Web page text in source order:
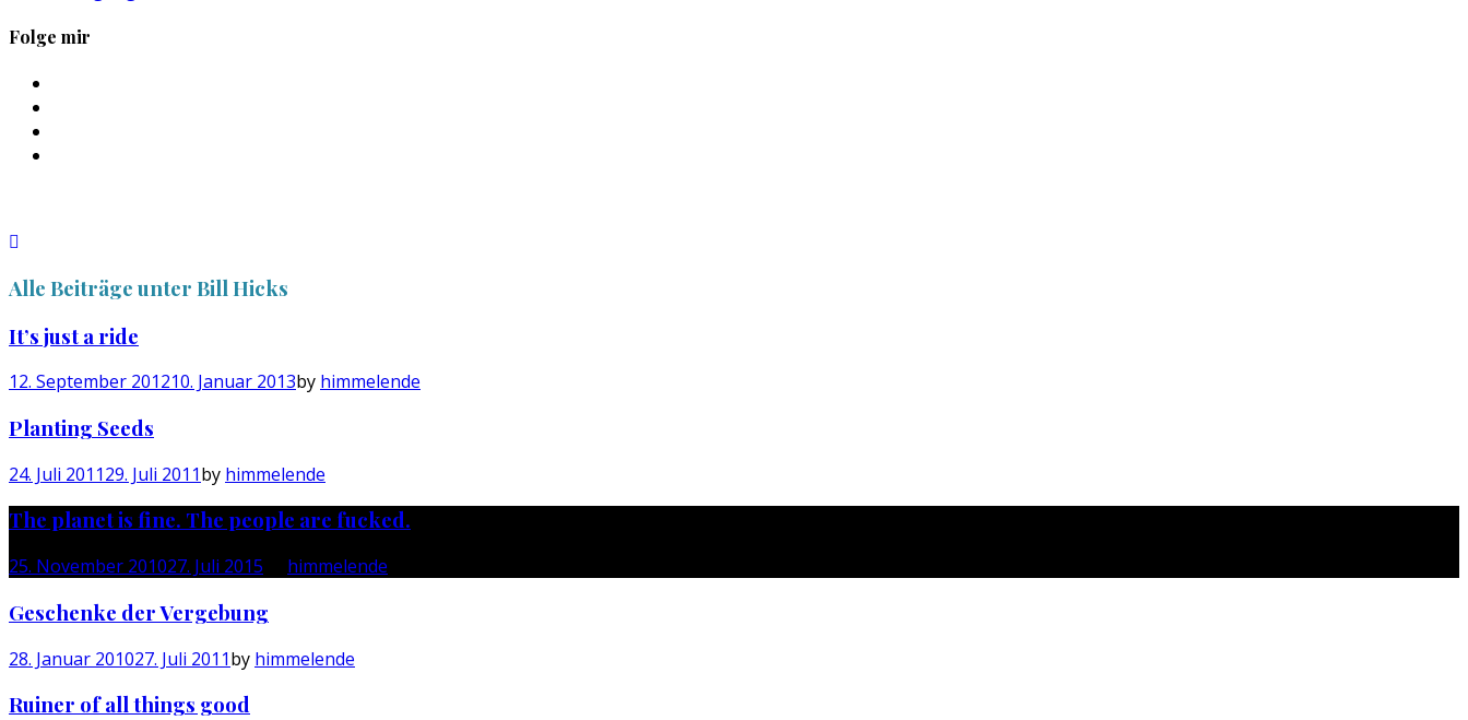
Folge mir
anzeigen
Alle Beiträge unter Bill Hicks
It’s just a ride
12. September 201210. Januar 2013by himmelende
Planting Seeds
24. Juli 201129. Juli 2011by himmelende
The planet is fine. The people are fucked.
25. November 201027. Juli 2015 himmelende
Geschenke der Vergebung
28. Januar 201027. Juli 2011by himmelende
Ruiner of all things good